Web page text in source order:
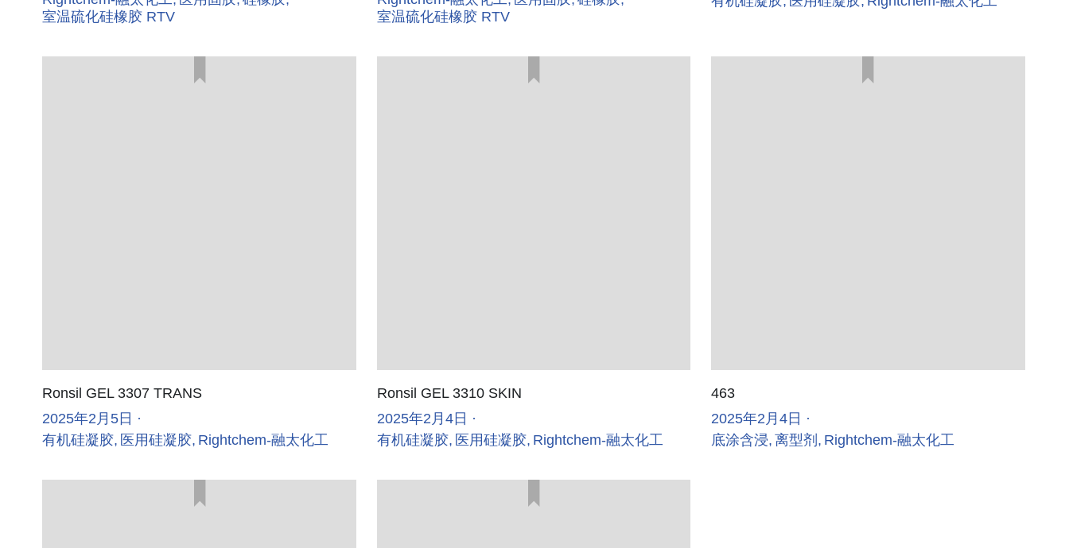
室温硫化硅橡胶 RTV
室温硫化硅橡胶 RTV
Ronsil GEL 3307 TRANS
2025年2月5日 ·
有机硅凝胶, 医用硅凝胶, Rightchem-融太化工
Ronsil GEL 3310 SKIN
2025年2月4日 ·
有机硅凝胶, 医用硅凝胶, Rightchem-融太化工
463
2025年2月4日 ·
底涂含浸, 离型剂, Rightchem-融太化工